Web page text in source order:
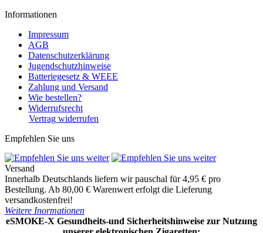
Informationen
Impressum
AGB
Datenschutzerklärung
Jugendschutzhinweise
Batteriegesetz & WEEE
Zahlung und Versand
Wie bestellen?
Widerrufsrecht
Vertrag widerrufen
Empfehlen Sie uns
Versand
Innerhalb Deutschlands liefern wir pauschal für 4,95 € pro
Bestellung. Ab 80,00 € Warenwert erfolgt die Lieferung
versandkostenfrei!
Weitere Inormationen
eSMOKE-X Gesundheits-und Sicherheitshinweise zur Nutzung